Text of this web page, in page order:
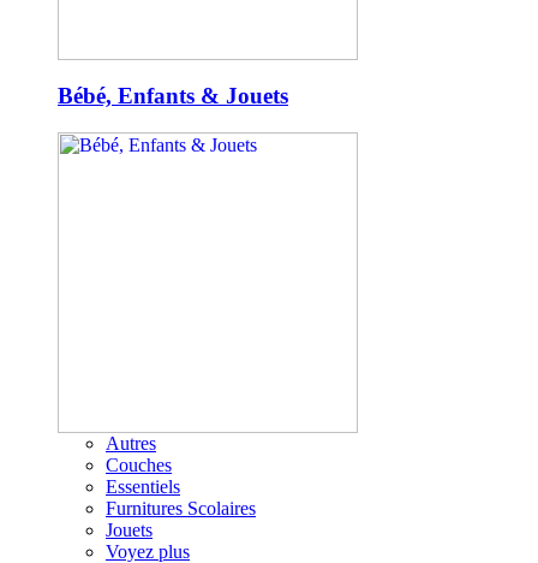
Bébé, Enfants & Jouets
Autres
Couches
Essentiels
Furnitures Scolaires
Jouets
Voyez plus